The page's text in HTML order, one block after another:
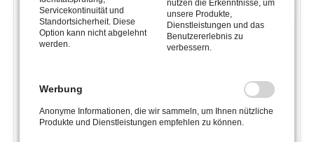
Donec lorem dolor, viverra at vestibulum nec,
pulvinar vel neque. Maecenas nec lectus urna, at
Servicekontinuität und
Standortsicherheit. Diese
Option kann nicht abgelehnt
werden.
nutzen die Erkenntnisse, um
unsere Produkte,
Dienstleistungen und das
Benutzererlebnis zu
verbessern.
Werbung
Anonyme Informationen, die wir sammeln, um Ihnen nützliche
Produkte und Dienstleistungen empfehlen zu können.